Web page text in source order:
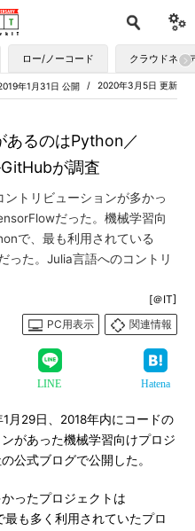
ロー/ノーコード クラウドネイ
2020年3月5日 更新
年1月31日 公開
あるのはPython／
が調査
トリビューションが多かっ
だった。機械学習向
で、最も利用されている
った。Julia言語へのコントリ
[＠IT]
PC用表示
関連情報
LINE Hatena
月29日、2018年内にコードの
があった機械学習向けプロジ
公式ブログで公開した。
ったプロジェクトは
最も多く利用されていたプロ